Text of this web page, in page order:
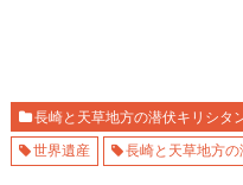
長崎と天草地方の潜伏キリシタ
世界遺産
長崎と天草地方